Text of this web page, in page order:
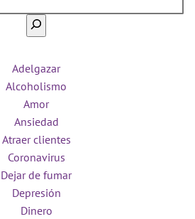
Adelgazar
Alcoholismo
Amor
Ansiedad
Atraer clientes
Coronavirus
Dejar de fumar
Depresión
Dinero